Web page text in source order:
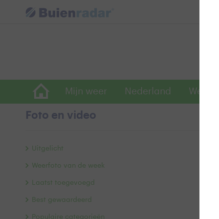
Mijn weer Nederland
Foto en video
Uitgelicht
Weerfoto van de week
Laatst toegevoegd
Best gewaardeerd
Populaire categorieën